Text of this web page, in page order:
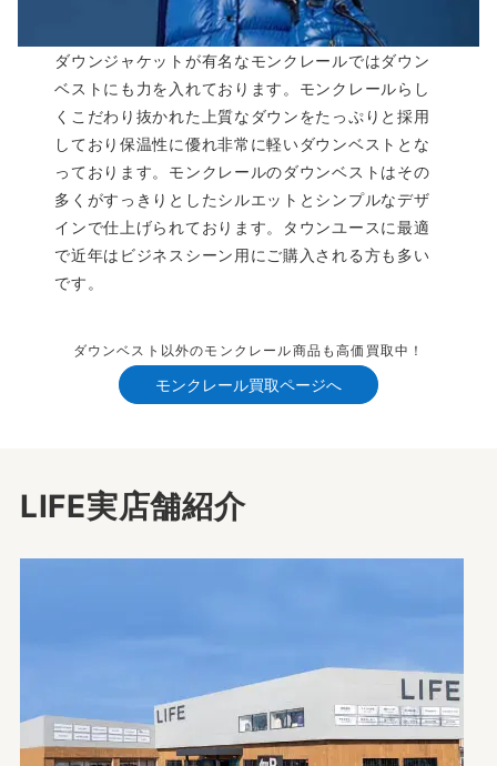
ダウンジャケットが有名なモンクレールではダウン
ベストにも力を入れております。モンクレールらし
くこだわり抜かれた上質なダウンをたっぷりと採用
しており保温性に優れ非常に軽いダウンベストとな
っております。モンクレールのダウンベストはその
多くがすっきりとしたシルエットとシンプルなデザ
インで仕上げられております。タウンユースに最適
で近年はビジネスシーン用にご購入される方も多い
です。
ダウンベスト以外のモンクレール商品も高価買取中！
モンクレール買取ページへ
LIFE実店舗紹介